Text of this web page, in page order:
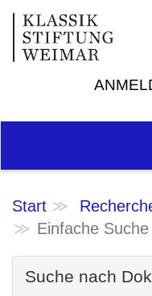
Start
Einfache
Suche nach